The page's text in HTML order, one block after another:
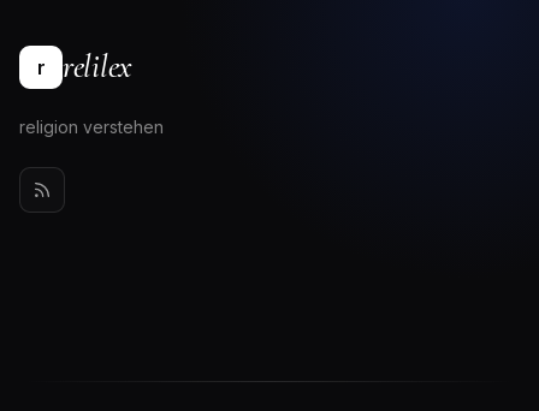
r relilex
religion verstehen